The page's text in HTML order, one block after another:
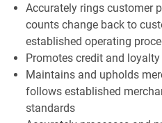
Accurately rings customer
counts change back to
established operating
Promotes credit and
Maintains and upholds
follows established
standards